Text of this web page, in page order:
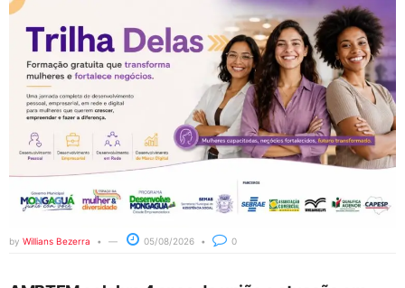
by Willians Bezerra 05/08/2026 0